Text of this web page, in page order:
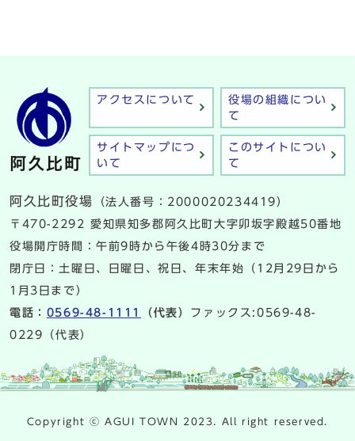
アクセスについて
役場の組織につい
て
サイトマップにつ
いて
このサイトについ
て
阿久比町役場
（法人番号：2000020234419）
〒470-2292 愛知県知多郡阿久比町大字卯坂字殿越50番地
役場開庁時間：午前9時から午後4時30分まで
閉庁日：土曜日、日曜日、祝日、年末年始（12月29日から
1月3日まで）
電話： 0569-48-1111 （代表） ファックス:0569-48-
0229（代表）
Copyright ⓒ AGUI TOWN 2023. All right reserved.